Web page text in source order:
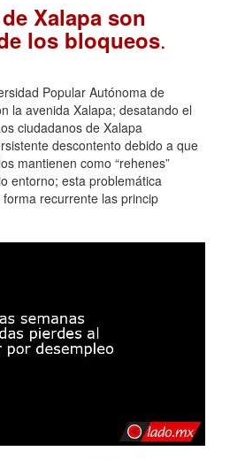
Xalapa son
los bloqueos.
Popular Autónoma de
la avenida Xalapa; desatando el
ciudadanos de Xalapa
descontento debido a que
mantienen como “rehenes”
entorno; esta problemática
recurrente las princip